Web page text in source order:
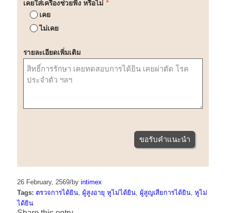
เคยใส่เครื่องช่วยฟัง หรือไม่ *
เคย
ไม่เคย
รายละเอียดเพิ่มเติม
ขอรับคำแนะนำ
26 February, 2569/by intimex
Tags: ตรวจการได้ยิน, ผู้สูงอายุ หูไม่ได้ยิน, ผู้สูญเสียการได้ยิน, หูไม่
ได้ยิน